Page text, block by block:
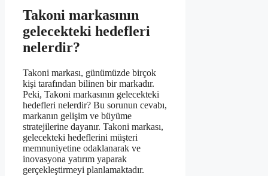
Takoni markasının
gelecekteki hedefleri
nelerdir?
Takoni markası, günümüzde birçok
kişi tarafından bilinen bir markadır.
Peki, Takoni markasının gelecekteki
hedefleri nelerdir? Bu sorunun cevabı,
markanın gelişim ve büyüme
stratejilerine dayanır. Takoni markası,
gelecekteki hedeflerini müşteri
memnuniyetine odaklanarak ve
inovasyona yatırım yaparak
gerçekleştirmeyi planlamaktadır.